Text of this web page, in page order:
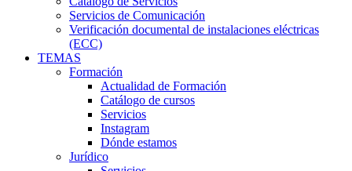
Servicios de Comunicación
Verificación documental de instalaciones eléctricas
(ECC)
TEMAS
Formación
Actualidad de Formación
Catálogo de cursos
Servicios
Instagram
Dónde estamos
Jurídico